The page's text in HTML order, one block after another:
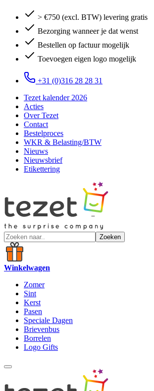
> €750 (excl. BTW) levering gratis
Bezorging wanneer je dat wenst
Bestellen op factuur mogelijk
Toevoegen eigen logo mogelijk
+31 (0)316 28 28 31
Tezet kalender 2026
Acties
Over Tezet
Contact
Bestelproces
WKR & Belasting/BTW
Nieuws
Nieuwsbrief
Etikettering
Zoeken
Winkelwagen
Zomer
Sint
Kerst
Pasen
Speciale Dagen
Brievenbus
Borrelen
Logo Gifts